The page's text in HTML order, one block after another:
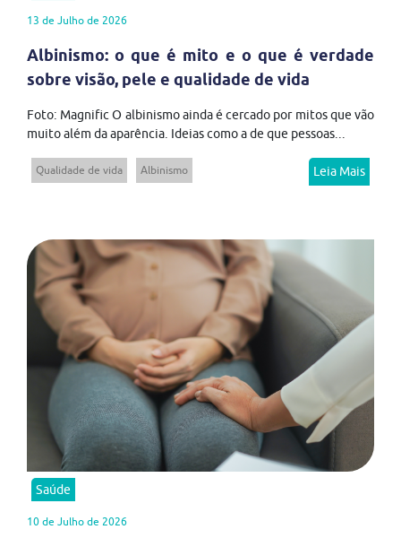
13 de Julho de 2026
Albinismo: o que é mito e o que é verdade
sobre visão, pele e qualidade de vida
Foto: Magnific O albinismo ainda é cercado por mitos que vão
muito além da aparência. Ideias como a de que pessoas...
Qualidade de vida Albinismo Leia Mais
Saúde
10 de Julho de 2026